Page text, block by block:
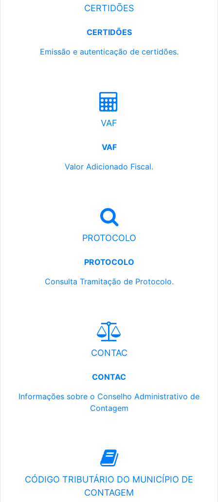
CERTIDÕES
CERTIDÕES
Emissão e autenticação de certidões.
VAF
VAF
Valor Adicionado Fiscal.
PROTOCOLO
PROTOCOLO
Consulta Tramitação de Protocolo.
CONTAC
CONTAC
Informações sobre o Conselho Administrativo de
Contagem
CÓDIGO TRIBUTÁRIO DO MUNICÍPIO DE
CONTAGEM